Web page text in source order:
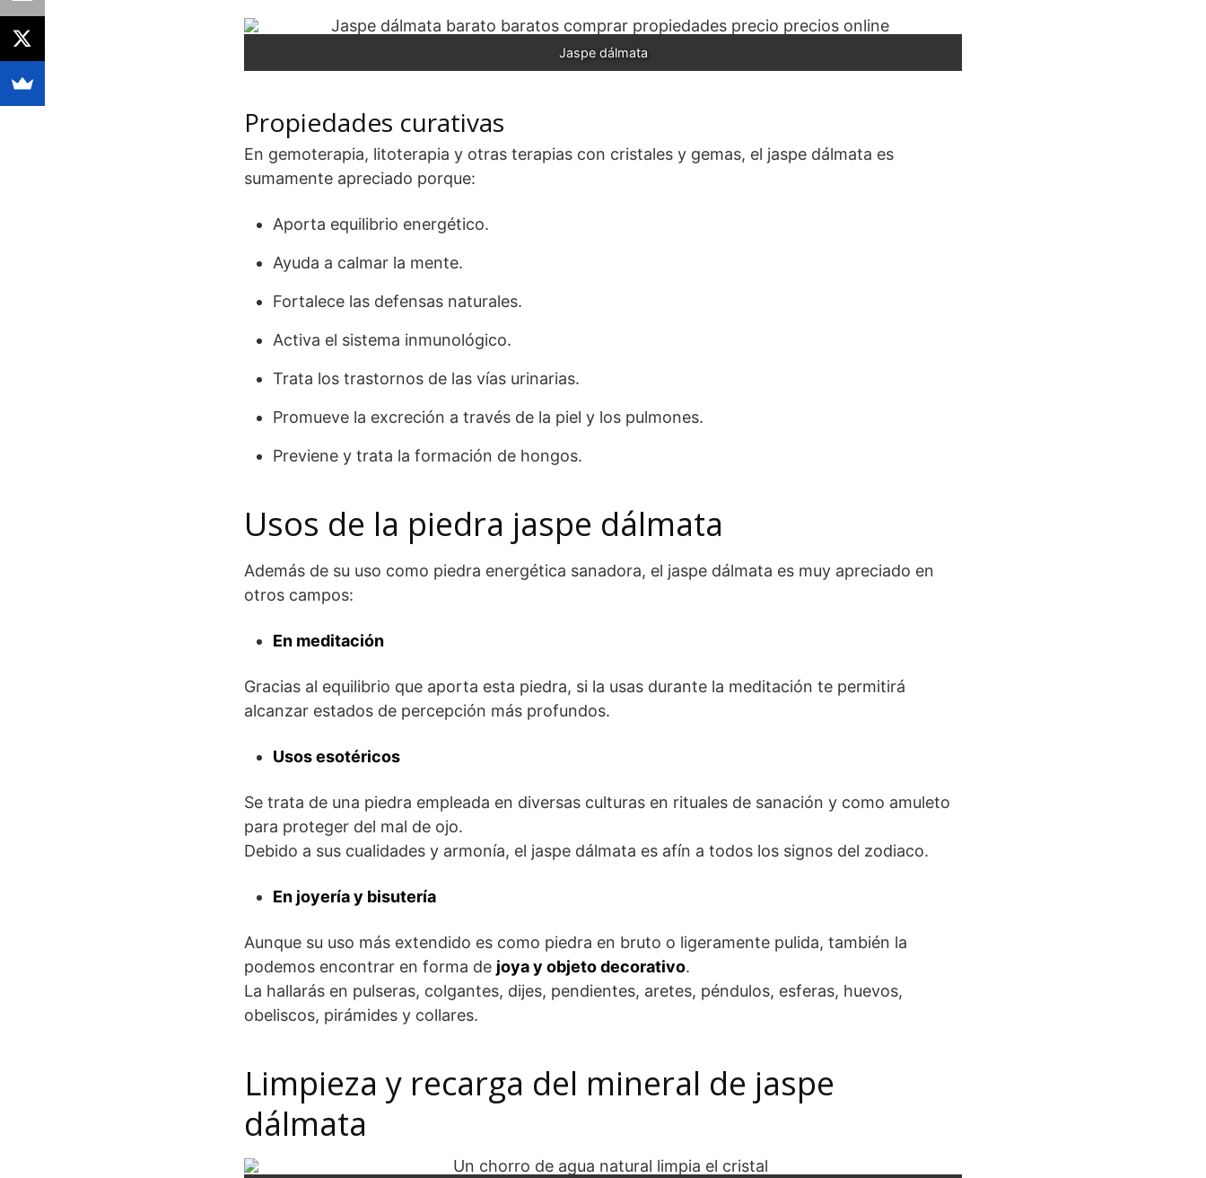
Jaspe dálmata
Propiedades curativas
En gemoterapia, litoterapia y otras terapias con cristales y gemas, el jaspe dálmata es
sumamente apreciado porque:
Aporta equilibrio energético.
Ayuda a calmar la mente.
Fortalece las defensas naturales.
Activa el sistema inmunológico.
Trata los trastornos de las vías urinarias.
Promueve la excreción a través de la piel y los pulmones.
Previene y trata la formación de hongos.
Usos de la piedra jaspe dálmata
Además de su uso como piedra energética sanadora, el jaspe dálmata es muy apreciado en
otros campos:
En meditación
Gracias al equilibrio que aporta esta piedra, si la usas durante la meditación te permitirá
alcanzar estados de percepción más profundos.
Usos esotéricos
Se trata de una piedra empleada en diversas culturas en rituales de sanación y como amuleto
para proteger del mal de ojo.
Debido a sus cualidades y armonía, el jaspe dálmata es afín a todos los signos del zodiaco.
En joyería y bisutería
Aunque su uso más extendido es como piedra en bruto o ligeramente pulida, también la
podemos encontrar en forma de joya y objeto decorativo.
La hallarás en pulseras, colgantes, dijes, pendientes, aretes, péndulos, esferas, huevos,
obeliscos, pirámides y collares.
Limpieza y recarga del mineral de jaspe
dálmata